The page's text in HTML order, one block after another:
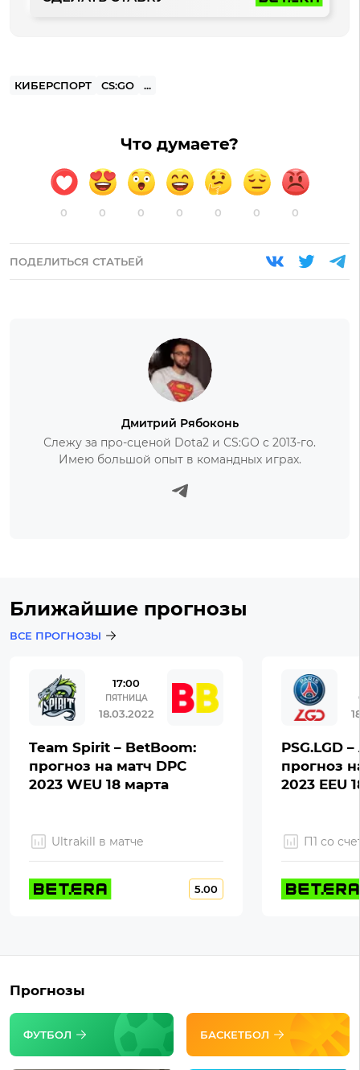
КИБЕРСПОРТ CS:GO ...
Что думаете?
0 0 0 0 0 0 0
ПОДЕЛИТЬСЯ СТАТЬЕЙ
Дмитрий Рябоконь
Слежу за про-сценой Dota2 и CS:GO с 2013-го.
Имею большой опыт в командных играх.
Ближайшие прогнозы
ВСЕ ПРОГНОЗЫ
17:00
ПЯТНИЦА
18.03.2022
Team Spirit – BetBoom:
прогноз на матч DPC
2023 WEU 18 марта
Ultrakill в матче
5.00
PSG.LGD
прогноз
2023 EEU
П1 со
Прогнозы
ФУТБОЛ БАСКЕТБОЛ